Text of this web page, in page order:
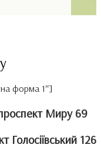
форма 1″]
Миру 69
Голосіївський 126